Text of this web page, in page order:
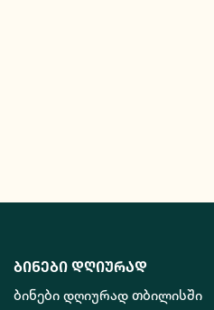
ბინები დღიურად
ბინები დღიურად თბილისში